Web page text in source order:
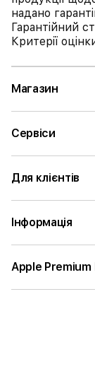
надано
Гарантійний
Критерії
Магазин
Сервіси
Для клієнтів
Інформація
Apple